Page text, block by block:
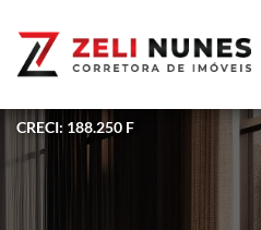
CRECI: 188.250 F